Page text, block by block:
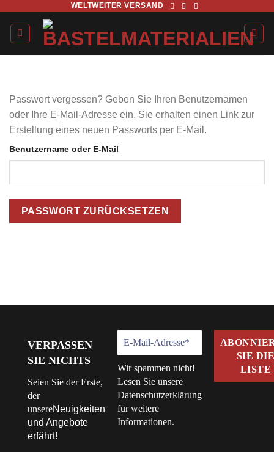
Inhalt
springen
WELTWEITER VERSAND
Passwort vergessen? Geben Sie Ihren Benutzernamen
oder Ihre E-Mail-Adresse ein. Sie erhalten einen Link zur
Erstellung eines neuen Passworts per E-Mail.
Benutzername oder E-Mail
PASSWORT ZURÜCKSETZEN
VERPASSEN
SIE NICHTS
Seien Sie der Erste,
der
unsereNeuigkeiten
und Angebote
erfährt!
Wir spammen nicht!
Lesen Sie unsere
Datenschutzerklärung
für weitere
Informationen.